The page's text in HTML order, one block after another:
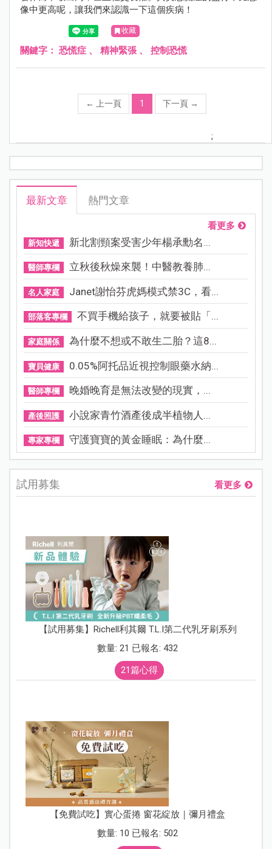
像中更高呢，讓我們來認識一下這個疾病！
收藏
關鍵字： 恐慌症 、 精神緊張 、 控制恐慌
← 上一頁 1 下一頁 →
;
最新文章 熱門文章
看更多
新知快遞 新北割頸案受害少年楊承勳名...
醫師專欄 立秋後秋燥來襲！中醫教養肺...
名人家庭 Janet謝怡芬虎媽模式禁3C，看...
部落客專欄 不買手機給孩子，就要被貼「...
家庭關係 為什麼不想或不敢生二胎？這8...
寶貝健康 0.05%阿托品近視控制眼藥水納...
醫師專欄 晚婚晚育是無法改變的現實，...
產後照護 小說家青竹酒產後成半植物人...
專家專欄 守護寶寶的黃金睡眠：為什麼...
試用募集 看更多
【試用募集】Richell利其爾 T.L.I第二代乳牙刷系列
數量: 21 已報名: 432
21篇心得
【免費試吃】實心蛋捲 窗花綻放｜彌月禮盒
數量: 10 已報名: 502